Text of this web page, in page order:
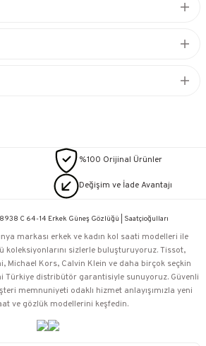
%100 Orijinal Ürünler
Değişim ve İade Avantajı
markası erkek ve kadın kol saati modelleri ile
koleksiyonlarını sizlerle buluşturuyoruz. Tissot,
Michael Kors, Calvin Klein ve daha birçok seçkin
Türkiye distribütör garantisiyle sunuyoruz. Güvenli
memnuniyeti odaklı hizmet anlayışımızla yeni
ve gözlük modellerini keşfedin.